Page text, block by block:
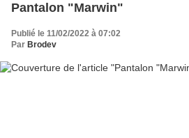
Pantalon "Marwin"
Publié le 11/02/2022 à 07:02
Par Brodev